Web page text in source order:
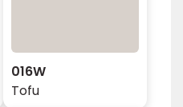
016W
Tofu